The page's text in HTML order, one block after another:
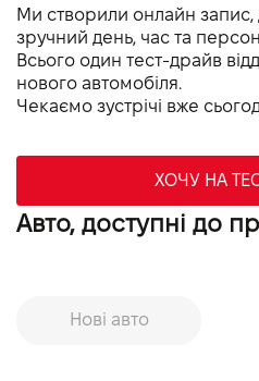
Ми створили онлайн
зручний день, час та
Всього один тест-драйв
нового автомобіля.
Чекаємо зустрічі вже
ХОЧУ НА
Авто, доступні до
Нові авто